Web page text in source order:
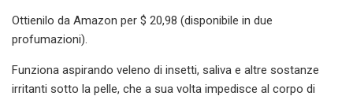
Ottienilo da Amazon per $ 20,98 (disponibile in due
profumazioni).
Funziona aspirando veleno di insetti, saliva e altre sostanze
irritanti sotto la pelle, che a sua volta impedisce al corpo di